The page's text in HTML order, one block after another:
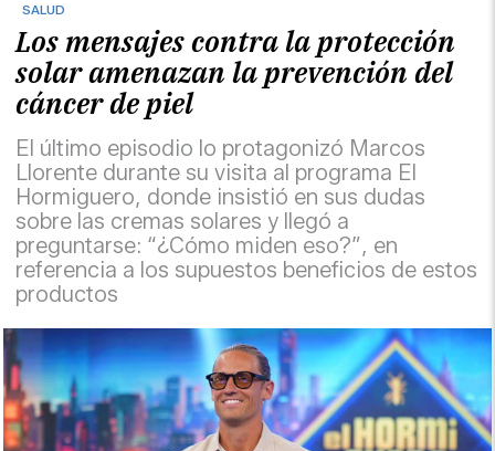
SALUD
Los mensajes contra la protección
solar amenazan la prevención del
cáncer de piel
El último episodio lo protagonizó Marcos
Llorente durante su visita al programa El
Hormiguero, donde insistió en sus dudas
sobre las cremas solares y llegó a
preguntarse: “¿Cómo miden eso?”, en
referencia a los supuestos beneficios de estos
productos